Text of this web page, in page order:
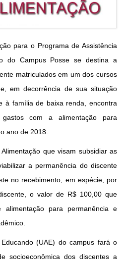
para o Programa de Assistência
do Campus Posse se destina a
matriculados em um dos cursos
em decorrência de sua situação
à família de baixa renda, encontra
com a alimentação para
ano de 2018.
que visam subsidiar as
a permanência do discente
no recebimento, em espécie, por
o valor de R$ 100,00 que
alimentação para permanência e
(UAE) do campus fará o
socioeconômica dos discentes a